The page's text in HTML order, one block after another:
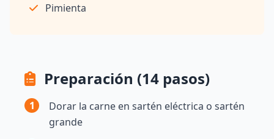
Pimienta
Preparación (14 pasos)
1
Dorar la carne en sartén eléctrica o sartén
grande